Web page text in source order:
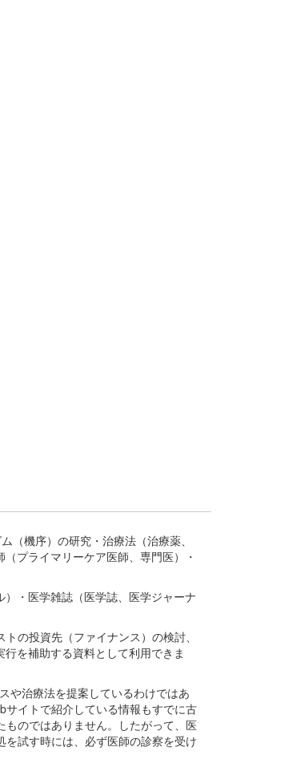
機序）の研究・治療法（治療薬、
プライマリーケア医師、専門医）・
・医学雑誌（医学誌、医学ジャーナ
の投資先（ファイナンス）の検討、
を補助する資料として利用できま
や治療法を提案しているわけではあ
イトで紹介している情報もすでに古
のではありません。したがって、医
試す時には、必ず医師の診察を受け